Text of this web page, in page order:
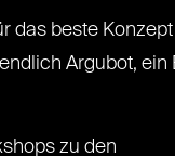
das beste
Argubot,
zu den